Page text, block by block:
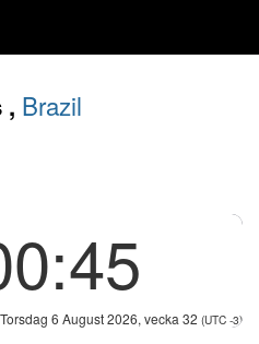
, Brazil
Torsdag 6 August 2026, vecka 32 (UTC -3)